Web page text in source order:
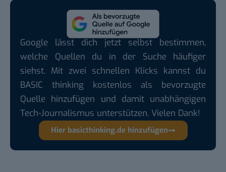
Google lässt dich jetzt selbst bestimmen,
welche Quellen du in der Suche häufiger
siehst. Mit zwei schnellen Klicks kannst du
BASIC thinking kostenlos als bevorzugte
Quelle hinzufügen und damit unabhängigen
Tech-Journalismus unterstützen. Vielen Dank!
Hier basicthinking.de hinzufügen